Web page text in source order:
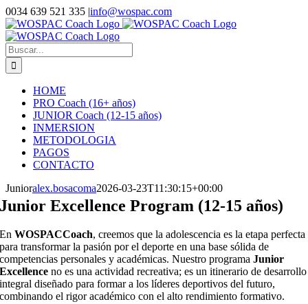
Saltar
al
contenido
0034 639 521 335 |info@wospac.com
Instagram
Facebook
X
YouTube
LinkedIn
Buscar:
HOME
PRO Coach (16+ años)
JUNIOR Coach (12-15 años)
INMERSION
METODOLOGIA
PAGOS
CONTACTO
Junioralex.bosacoma2026-03-23T11:30:15+00:00
Junior Excellence Program (12-15 años)
EnWOSPACCoach, creemos que la adolescencia es la etapa perfecta
para transformar la pasión por el deporte en una base sólida de
competencias personales y académicas. Nuestro programaJunior
Excellence no es una actividad recreativa; es un itinerario de desarrollo
integral diseñado para formar a los líderes deportivos del futuro,
combinando el rigor académico con el alto rendimiento formativo.